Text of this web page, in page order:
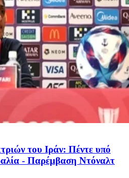
του Ιράν: Πέντε υπό
- Παρέμβαση Ντόναλτ